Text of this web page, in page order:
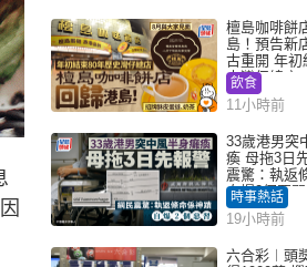
檀島咖啡餅
島！預告新
古重開 年初
史灣仔總店
飲食
11小時前
33歲港男突
瘓 母拖3日
震驚：執返
自爆2個惡
時事熱話
19小時前
六合彩︱頭